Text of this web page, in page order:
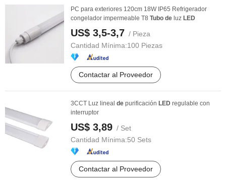
PC para exteriores 120cm 18W IP65 Refrigerador
congelador impermeable T8 Tubo de luz LED
US$ 3,5-3,7 / Pieza
Cantidad Mínima:100 Piezas
Contactar al Proveedor
3CCT Luz lineal de purificación LED regulable con
interruptor
US$ 3,89 / Set
Cantidad Mínima:50 Sets
Contactar al Proveedor